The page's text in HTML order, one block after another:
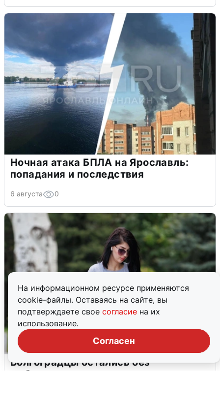
На информационном ресурсе применяются
cookie-файлы. Оставаясь на сайте, вы
подтверждаете свое согласие на их
использование.
Согласен
Ночная атака БПЛА на Ярославль:
попадания и последствия
6 августа 0
Волгоградцы остались без
мобильного интернета